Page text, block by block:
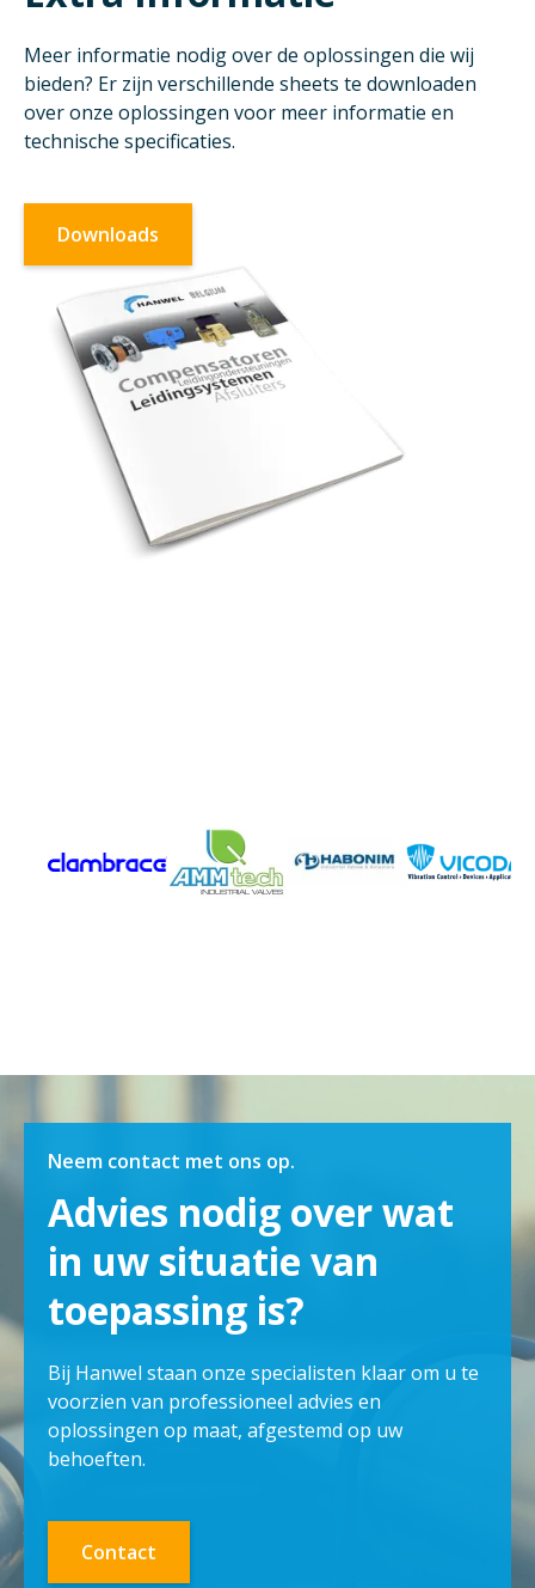
Meer informatie nodig over de oplossingen die wij
bieden? Er zijn verschillende sheets te downloaden
over onze oplossingen voor meer informatie en
technische specificaties.
Downloads
Neem contact met ons op.
Advies nodig over wat
in uw situatie van
toepassing is?
Bij Hanwel staan onze specialisten klaar om u te
voorzien van professioneel advies en
oplossingen op maat, afgestemd op uw
behoeften.
Contact